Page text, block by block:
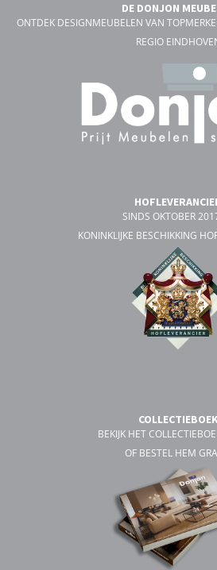
DE DONJON
ONTDEK DESIGNMEUBELEN VAN
REGIO
SINDS OKTOBER
KONINKLIJKE BESCHIKKING
BEKIJK HET
OF BESTEL HEM